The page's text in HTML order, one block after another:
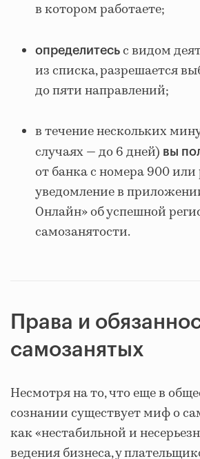
в котором работаете;
определитесь с видом
из списка, разрешается
до пяти направлений;
в течение нескольких
случаях — до 6 дней) вы
от банка с номера 900
уведомление в
Онлайн» об успешной
самозанятости.
Права и
самозанятых
Несмотря на то, что еще в
сознании существует миф о
как «нестабильной и
ведения бизнеса, у